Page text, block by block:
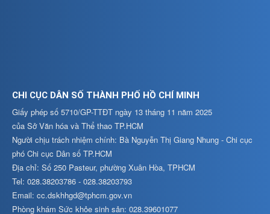
CHI CỤC DÂN SỐ THÀNH PHỐ HỒ CHÍ MINH
Giấy phép số 5710/GP-TTĐT ngày 13 tháng 11 năm 2025
của Sở Văn hóa và Thể thao TP.HCM
Người chịu trách nhiệm chính: Bà Nguyễn Thị Giang Nhung - Chi cục
phó Chi cục Dân số TP.HCM
Địa chỉ: Số 250 Pasteur, phường Xuân Hòa, TPHCM
Tel: 028.38203786 - 028.38203793
Email: cc.dskhhgd@tphcm.gov.vn
Phòng khám Sức khỏe sinh sản: 028.39601077